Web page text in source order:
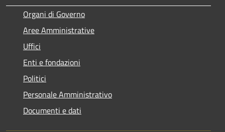
Organi di Governo
Aree Amministrative
Uffici
Enti e fondazioni
Politici
Personale Amministrativo
Documenti e dati